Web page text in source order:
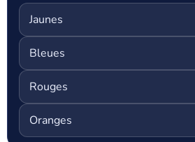
Jaunes
Bleues
Rouges
Oranges